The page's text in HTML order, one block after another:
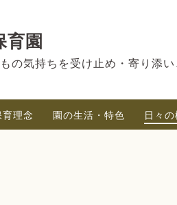
育園
の気持ちを受け止め・寄り添
育理念 園の生活・特色 日々の